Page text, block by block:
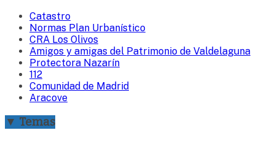
Catastro
Normas Plan Urbanístico
CRA Los Olivos
Amigos y amigas del Patrimonio de Valdelaguna
Protectora Nazarín
112
Comunidad de Madrid
Aracove
▼ Temas